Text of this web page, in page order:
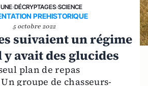
›DÉCRYPTAGES›SCIENCE
PREHISTORIQUE
5 octobre 2022
suivaient un régime
avait des glucides
plan de repas
groupe de chasseurs-